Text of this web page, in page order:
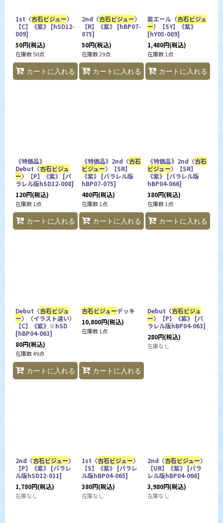
1st〈古石ビジュー〉
【C】《紫》 [hSD12-
009]
50円(税込)
在庫数 50点
カートに入れる
2nd〈古石ビジュー〉
【R】《紫》 [hBP07-
075]
50円(税込)
在庫数 29点
カートに入れる
紫エール（古石ビジュ
ー）【SY】《紫》
[hY05-009]
1,480円(税込)
在庫数 1点
カートに入れる
《特価品》
Debut〈古石ビジュ
ー〉【P】《紫》 [パ
ラレル版hSD12-008]
120円(税込)
在庫数 1点
カートに入れる
《特価品》2nd〈古石
ビジュー〉【SR】
《紫》 [パラレル版
hBP07-075]
480円(税込)
在庫数 1点
カートに入れる
《特価品》2nd〈古石
ビジュー〉【SR】
《紫》 [パラレル版
hBP04-066]
380円(税込)
在庫数 1点
カートに入れる
Debut〈古石ビジュ
ー〉（イラスト違い）
【C】《紫》※hSD
[hBP04-063]
80円(税込)
在庫数 49点
カートに入れる
古石ビジューデッキ
10,800円(税込)
在庫数 1点
カートに入れる
Debut〈古石ビジュ
ー〉【P】《紫》 [パ
ラレル版hBP04-063]
280円(税込)
在庫なし
2nd〈古石ビジュー〉
【P】《紫》 [パラレ
ル版hSD12-011]
1,780円(税込)
在庫なし
1st〈古石ビジュー〉
【S】《紫》 [パラレ
ル版hBP04-065]
380円(税込)
在庫なし
2nd〈古石ビジュー〉
【UR】《紫》 [パラ
レル版hBP04-066]
3,980円(税込)
在庫なし